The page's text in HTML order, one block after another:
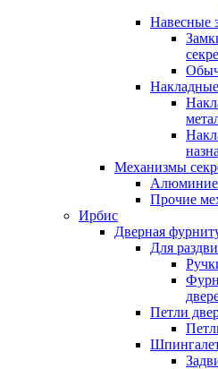
Навесные
Механизмы
Прочие
Ирбис
Дверная
Для
Петли